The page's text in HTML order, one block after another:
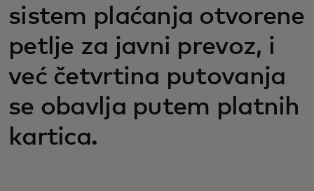
sistem plaćanja otvorene
petlje za javni prevoz, i
već četvrtina putovanja
se obavlja putem platnih
kartica.